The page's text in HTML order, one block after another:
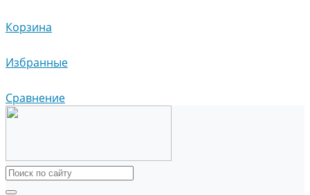
Корзина
Избранные
Сравнение